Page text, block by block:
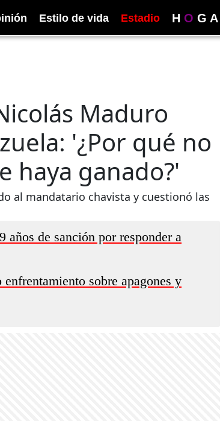
Estilo de vida Estadio H O G A
Maduro
'¿Por qué no
haya ganado?'
al mandatario chavista y cuestionó las
de sanción por responder a
sobre apagones y